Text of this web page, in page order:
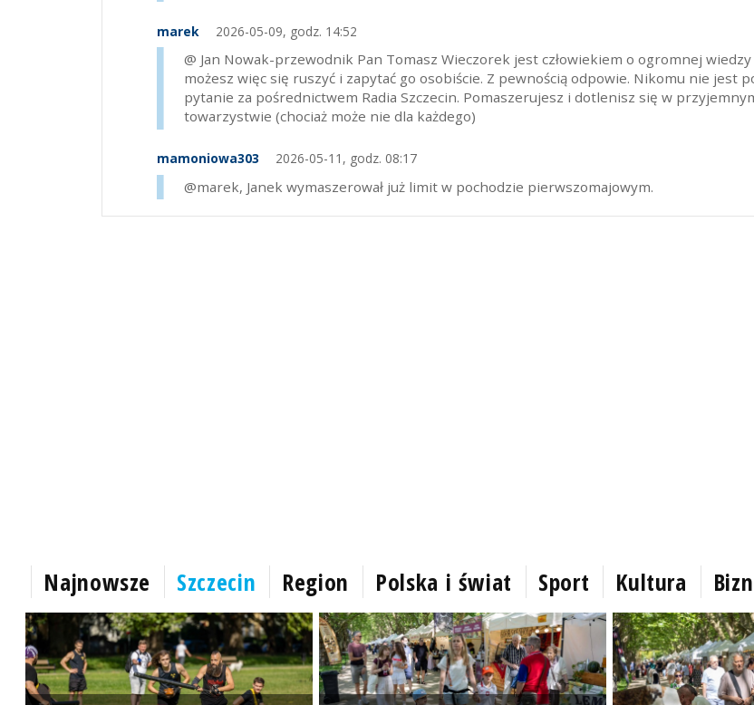
marek 2026-05-09, godz. 14:52
@ Jan Nowak-przewodnik Pan Tomasz Wieczorek jest człowiekiem o ogromnej
możesz więc się ruszyć i zapytać go osobiście. Z pewnością odpowie. Nikomu nie jest
pytanie za pośrednictwem Radia Szczecin. Pomaszerujesz i dotlenisz się w
towarzystwie (chociaż może nie dla każdego)
mamoniowa303 2026-05-11, godz. 08:17
@marek, Janek wymaszerował już limit w pochodzie pierwszomajowym.
Najnowsze Szczecin Region Polska i świat Sport Kultura